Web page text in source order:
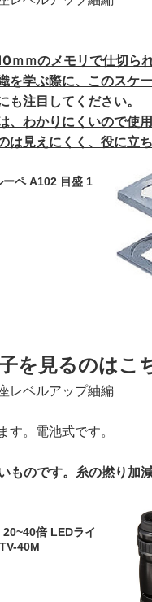
ｍｍのメモリで仕切ら
を学ぶ際に、このスケ
も注目してください。
、わかりにくいので使
は見えにくく、役に立ち
ーペ A102 目盛 1
を見るのはこ
レベルアップ紬編
。電池式です。
のです。糸の撚り加
倍 LEDライ
40M